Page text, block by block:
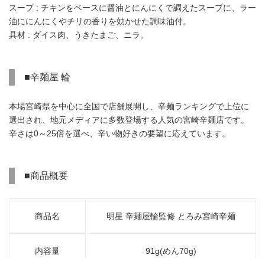
スープ : チキンをベースに醤油とにんにくで調えたスープに、ラー
油ににんにくやチリの香りを効かせた調味油付。
具材 : ダイス肉、うきたまご、ニラ。
■辛麺屋 輪
本場宮崎県を中心に全国で店舗展開し、辛麺ランキングで上位に
選出され、地元メディアに多数登場する人気の宮崎辛麺店です。
辛さは0～25倍を選べ、辛い物好きの要望に応えています。
■商品概要
商品名 明星 辛麺屋輪監修 とろみ宮崎辛麺
内容量 91g(めん70g)